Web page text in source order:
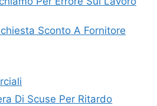
Sconto A Fornitore
Di Scuse Per Ritardo